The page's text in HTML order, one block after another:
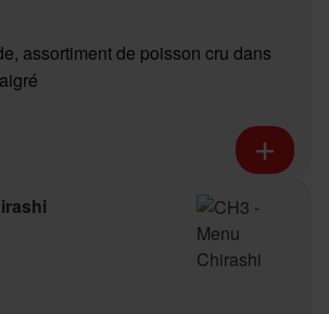
assortiment de poisson cru dans